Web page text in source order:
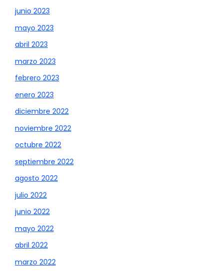
junio 2023
mayo 2023
abril 2023
marzo 2023
febrero 2023
enero 2023
diciembre 2022
noviembre 2022
octubre 2022
septiembre 2022
agosto 2022
julio 2022
junio 2022
mayo 2022
abril 2022
marzo 2022